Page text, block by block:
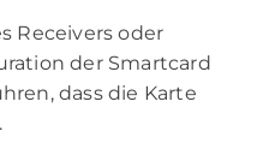
Receivers oder
der Smartcard
dass die Karte